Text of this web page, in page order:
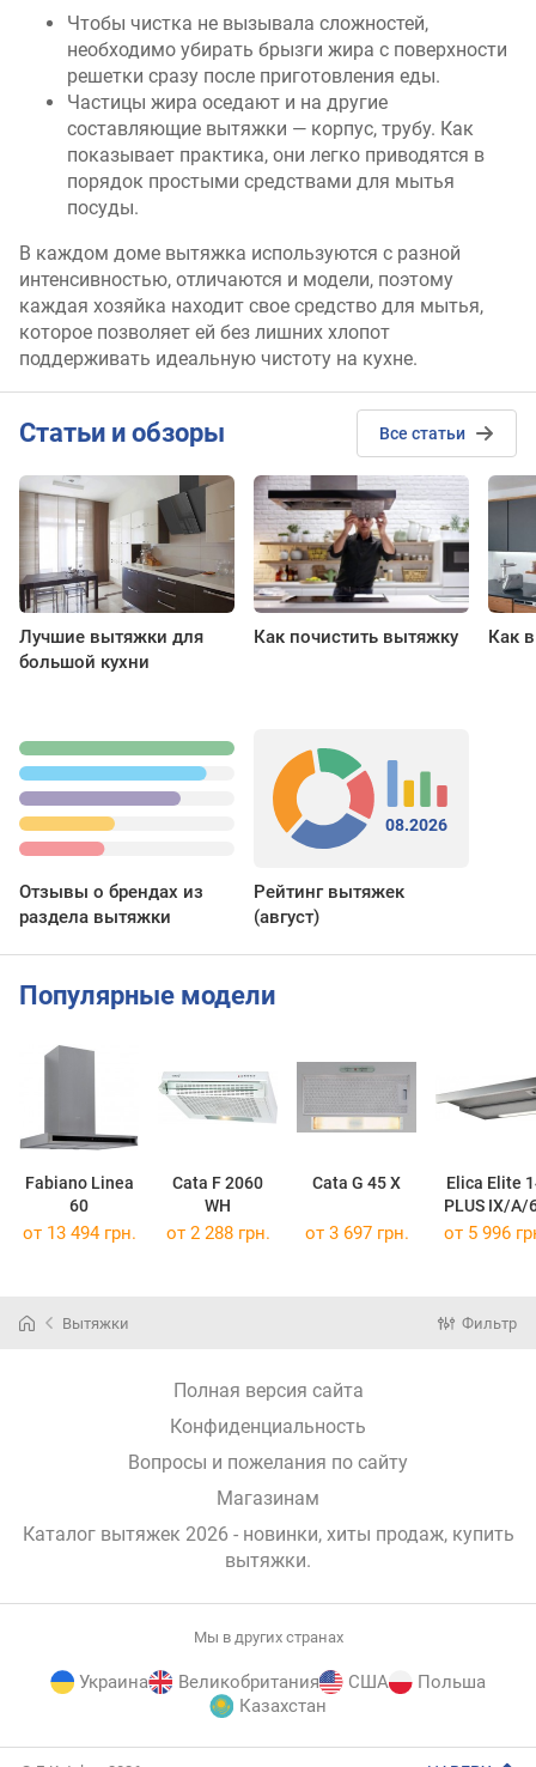
Чтобы чистка не вызывала сложностей,
необходимо убирать брызги жира с поверхности
решетки сразу после приготовления еды.
Частицы жира оседают и на другие
составляющие вытяжки — корпус, трубу. Как
показывает практика, они легко приводятся в
порядок простыми средствами для мытья
посуды.
В каждом доме вытяжка используются с разной
интенсивностью, отличаются и модели, поэтому
каждая хозяйка находит свое средство для мытья,
которое позволяет ей без лишних хлопот
поддерживать идеальную чистоту на кухне.
Cтатьи и обзоры Все статьи
Лучшие вытяжки для
большой кухни
Как почистить вытяжку Как
Отзывы о брендах из
раздела вытяжки
08.2026
Рейтинг вытяжек
(август)
Популярные модели
Fabiano Linea
60
Cata F 2060
WH
Cata G 45 X
Elica Elite
PLUS IX/A/
от 13 494 грн. от 2 288 грн. от 3 697 грн. от 5 996
Вытяжки Фильтр
Полная версия сайта
Конфиденциальность
Вопросы и пожелания по сайту
Магазинам
Каталог вытяжек 2026 - новинки, хиты продаж, купить
вытяжки.
Мы в других странах
Украина Великобритания США
Польша
Казахстан